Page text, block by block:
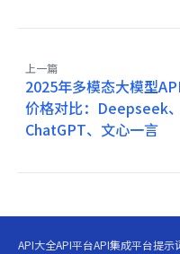
上一篇
2025年多模态大模型API
价格对比：Deepseek、
ChatGPT、文心一言
API大全API平台API集成平台提示